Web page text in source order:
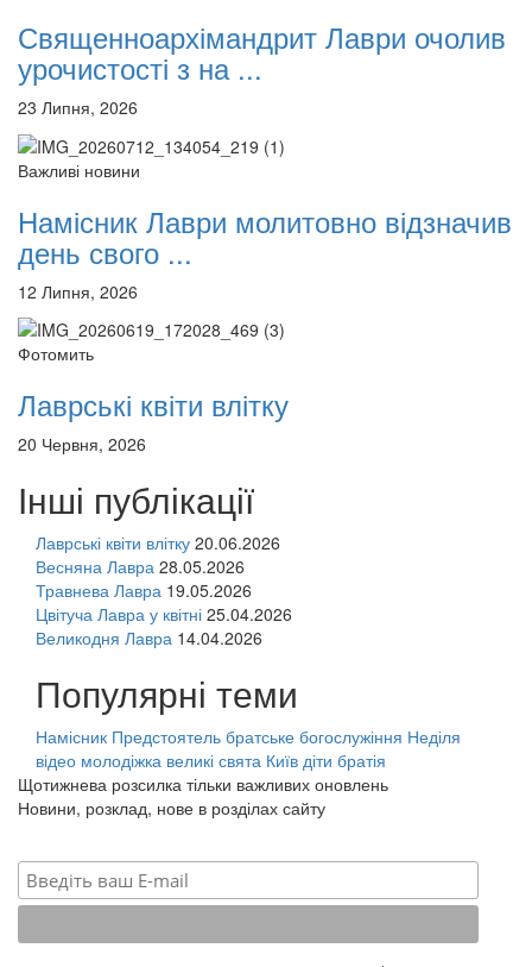
12 сентября 2015Название трансляции
12 сентября 2015Название трансляции
Перейти до архіву
Священноархімандрит Лаври очолив
урочистості з на ...
23 Липня, 2026
Важливі новини
Намісник Лаври молитовно відзначив
день свого ...
12 Липня, 2026
Фотомить
Лаврські квіти влітку
20 Червня, 2026
Інші публікації
Лаврські квіти влітку 20.06.2026
Весняна Лавра 28.05.2026
Травнева Лавра 19.05.2026
Цвітуча Лавра у квітні 25.04.2026
Великодня Лавра 14.04.2026
Популярні теми
Намісник Предстоятель братське богослужіння Неділя
відео молодіжка великі свята Київ діти братія
Щотижнева розсилка тільки важливих оновлень
Новини, розклад, нове в розділах сайту